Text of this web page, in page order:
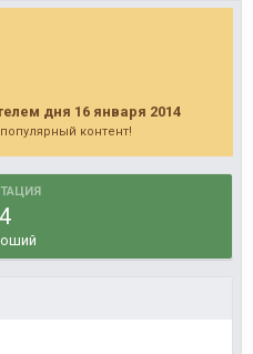
2011
дня 16 января 2014
контент!
4